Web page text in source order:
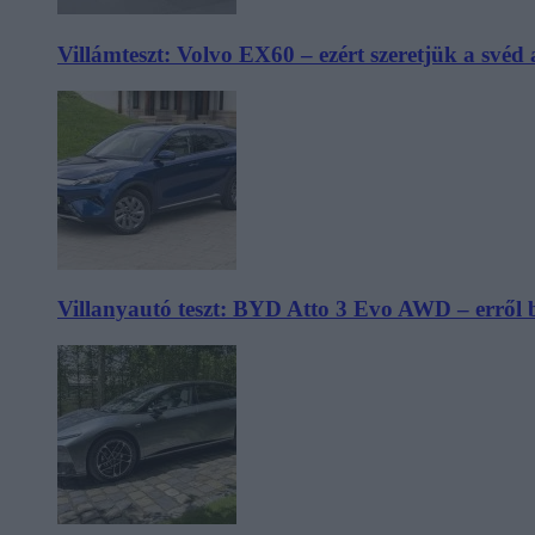
Villámteszt: Volvo EX60 – ezért szeretjük a svéd
Villanyautó teszt: BYD Atto 3 Evo AWD – erről